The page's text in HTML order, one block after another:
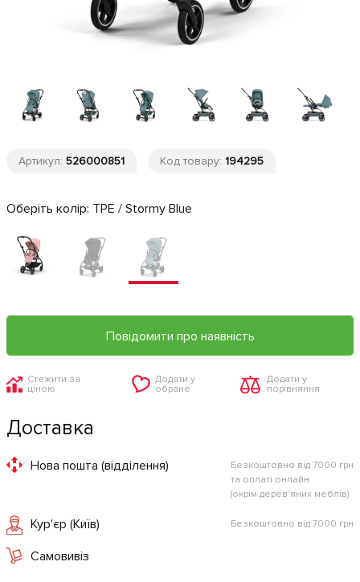
Артикул: 526000851 Код товару: 194295
Оберіть колір: TPE / Stormy Blue
Повідомити про наявність
Стежити за
ціною
Додати у
обране
Додати у
порівняння
Доставка
Нова пошта (відділення)
Безкоштовно від 7000 грн
та оплаті онлайн
(окрім дерев'яних меблів)
Кур'єр (Київ) Безкоштовно від 7000 грн
Самовивіз